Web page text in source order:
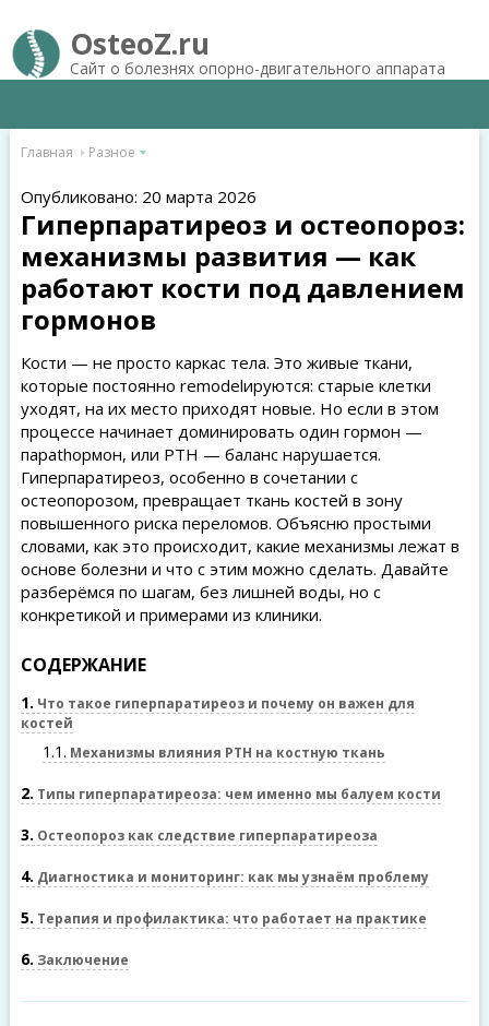
OsteoZ.ru
Сайт о болезнях опорно-двигательного аппарата
Главная Разное
Опубликовано: 20 марта 2026
Гиперпаратиреоз и остеопороз:
механизмы развития — как
работают кости под давлением
гормонов
Кости — не просто каркас тела. Это живые ткани,
которые постоянно remodelируются: старые клетки
уходят, на их место приходят новые. Но если в этом
процессе начинает доминировать один гормон —
парathормон, или PTH — баланс нарушается.
Гиперпаратиреоз, особенно в сочетании с
остеопорозом, превращает ткань костей в зону
повышенного риска переломов. Объясню простыми
словами, как это происходит, какие механизмы лежат в
основе болезни и что с этим можно сделать. Давайте
разберёмся по шагам, без лишней воды, но с
конкретикой и примерами из клиники.
СОДЕРЖАНИЕ
1 Что такое гиперпаратиреоз и почему он важен для
костей
1.1 Механизмы влияния PTH на костную ткань
2 Типы гиперпаратиреоза: чем именно мы балуем кости
3 Остеопороз как следствие гиперпаратиреоза
4 Диагностика и мониторинг: как мы узнаём проблему
5 Терапия и профилактика: что работает на практике
6 Заключение